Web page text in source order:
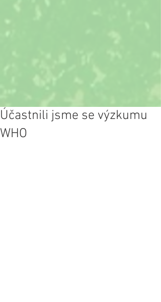
Účastnili jsme se výzkumu
WHO